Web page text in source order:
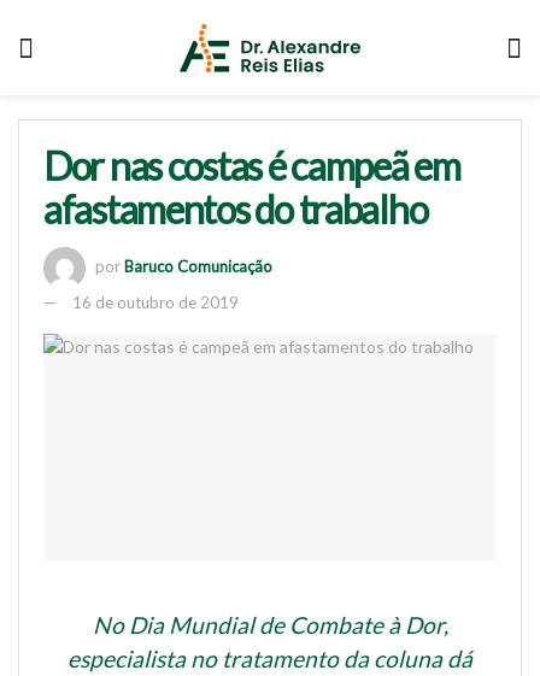
Dor nas costas é campeã em
afastamentos do trabalho
porBaruco Comunicação
16 de outubro de 2019
No Dia Mundial de Combate à Dor,
especialista no tratamento da coluna dá